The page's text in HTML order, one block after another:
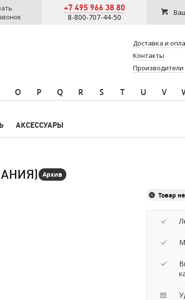
+7 495 966 38 80
8-800-707-44-50
Доставка и
Контакты
Производители
O P Q R S T U V
АКСЕССУАРЫ
Архив
Товар